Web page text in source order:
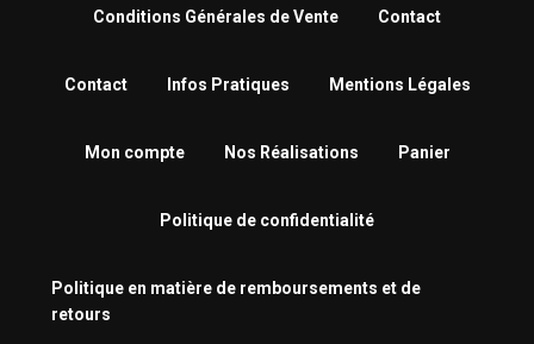
Conditions Générales de Vente Contact
Contact Infos Pratiques Mentions Légales
Mon compte Nos Réalisations Panier
Politique de confidentialité
Politique en matière de remboursements et de
retours